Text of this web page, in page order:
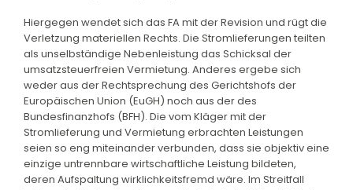
Hiergegen wendet sich das FA mit der Revision und rügt die
Verletzung materiellen Rechts. Die Stromlieferungen teilten
als unselbständige Nebenleistung das Schicksal der
umsatzsteuerfreien Vermietung. Anderes ergebe sich
weder aus der Rechtsprechung des Gerichtshofs der
Europäischen Union (EuGH) noch aus der des
Bundesfinanzhofs (BFH). Die vom Kläger mit der
Stromlieferung und Vermietung erbrachten Leistungen
seien so eng miteinander verbunden, dass sie objektiv eine
einzige untrennbare wirtschaftliche Leistung bildeten,
deren Aufspaltung wirklichkeitsfremd wäre. Im Streitfall